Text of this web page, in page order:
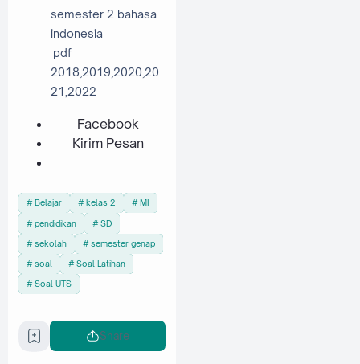
semester 2 bahasa
indonesia
pdf
2018,2019,2020,20
21,2022
Facebook
Kirim Pesan
Belajar kelas 2 MI
pendidikan SD
sekolah semester genap
soal Soal Latihan
Soal UTS
Share